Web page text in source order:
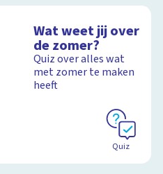
Wat weet jij over
de zomer?
Quiz over alles wat
met zomer te maken
heeft
Quiz